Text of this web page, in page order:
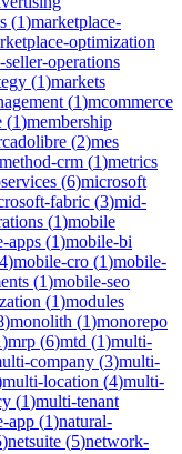
(1)marketplace-
optimization
seller-operations
(1)markets
(1)mcommerce
(1)membership
(2)mes
method-crm (1)metrics
(6)microsoft
fabric (3)mid-
(1)mobile
apps (1)mobile-bi
)mobile-cro (1)mobile-
(1)mobile-seo
(1)modules
)monolith (1)monorepo
)mrp (6)mtd (1)multi-
company (3)multi-
multi-location (4)multi-
(1)multi-tenant
app (1)natural-
)netsuite (5)network-